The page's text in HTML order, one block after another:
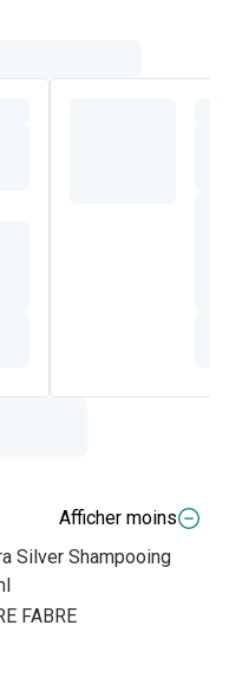
Afficher moins
Silver Shampooing
FABRE